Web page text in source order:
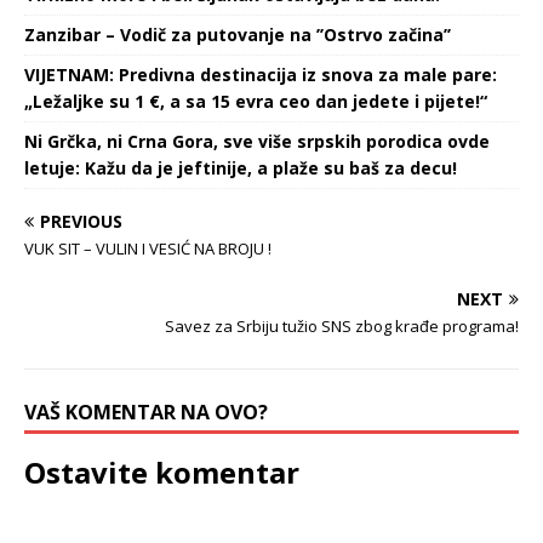
Zanzibar – Vodič za putovanje na ’’Ostrvo začina’’
VIJETNAM: Predivna destinacija iz snova za male pare:
„Ležaljke su 1 €, a sa 15 evra ceo dan jedete i pijete!“
Ni Grčka, ni Crna Gora, sve više srpskih porodica ovde
letuje: Kažu da je jeftinije, a plaže su baš za decu!
PREVIOUS
VUK SIT – VULIN I VESIĆ NA BROJU !
NEXT
Savez za Srbiju tužio SNS zbog krađe programa!
VAŠ KOMENTAR NA OVO?
Ostavite komentar